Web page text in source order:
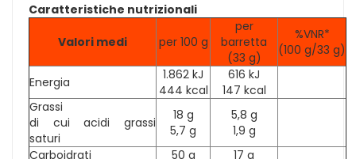
Caratteristiche nutrizionali
Valori medi per 100 g
per
barretta
(33 g)
%VNR*
(100 g/33 g)
Energia
1.862 kJ
444 kcal
616 kJ
147 kcal
Grassi
di cui acidi grassi
saturi
18 g
5,7 g
5,8 g
1,9 g
Carboidrati
50 g
17 g